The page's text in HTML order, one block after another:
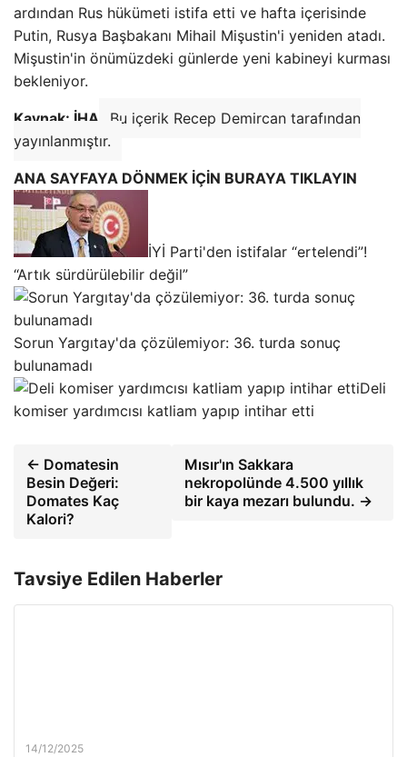
ardından Rus hükümeti istifa etti ve hafta içerisinde
Putin, Rusya Başbakanı Mihail Mişustin'i yeniden atadı.
Mişustin'in önümüzdeki günlerde yeni kabineyi kurması
bekleniyor.
Kaynak: İHA
Bu içerik Recep Demircan tarafından
yayınlanmıştır.
ANA SAYFAYA DÖNMEK İÇİN BURAYA TIKLAYIN
İYİ Parti'den istifalar “ertelendi”!
“Artık sürdürülebilir değil”
Sorun Yargıtay'da çözülemiyor: 36. turda sonuç
bulunamadı
Deli
komiser yardımcısı katliam yapıp intihar etti
← Domatesin
Besin Değeri:
Domates Kaç
Kalori?
Mısır'ın Sakkara
nekropolünde 4.500 yıllık
bir kaya mezarı bulundu. →
Tavsiye Edilen Haberler
14/12/2025